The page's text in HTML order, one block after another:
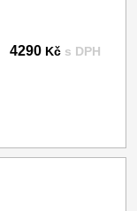
4290 Kč s DPH